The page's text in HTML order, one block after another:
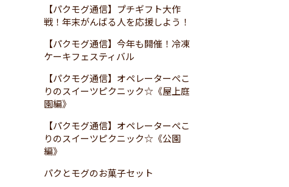
【パクモグ通信】プチギフト大作
戦！年末がんばる人を応援しよう！
【パクモグ通信】今年も開催！冷凍
ケーキフェスティバル
【パクモグ通信】オペレーターぺこ
りのスイーツピクニック☆《屋上庭
園編》
【パクモグ通信】オペレーターぺこ
りのスイーツピクニック☆《公園
編》
パクとモグのお菓子セット